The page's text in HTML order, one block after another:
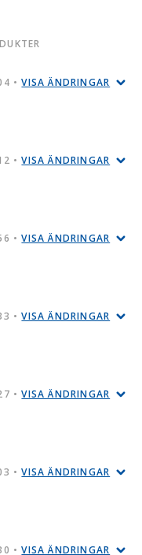
•VISA ÄNDRINGAR
•VISA ÄNDRINGAR
•VISA ÄNDRINGAR
•VISA ÄNDRINGAR
•VISA ÄNDRINGAR
•VISA ÄNDRINGAR
•VISA ÄNDRINGAR